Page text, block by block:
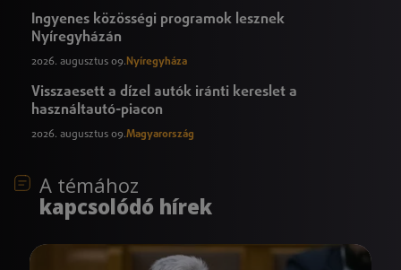
Ingyenes közösségi programok lesznek
Nyíregyházán
2026. augusztus 09. Nyíregyháza
Visszaesett a dízel autók iránti kereslet a
használtautó-piacon
2026. augusztus 09.Magyarország
A témához
kapcsolódó hírek